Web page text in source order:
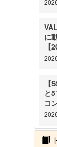
に
【
【
と
コ